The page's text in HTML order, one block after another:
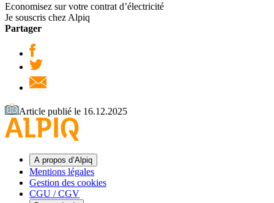
Economisez sur votre contrat d’électricité
Je souscris chez Alpiq
Partager
Article publié le 16.12.2025
A propos d’Alpiq
Mentions légales
Gestion des cookies
CGU / CGV